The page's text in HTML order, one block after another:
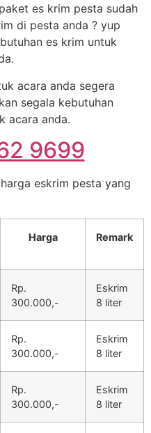
es krim pesta sudah
di pesta anda ? yup
es krim untuk
acara anda segera
segala kebutuhan
acara anda.
9699
eskrim pesta yang
Harga Remark
Rp.
300.000,-
Eskrim
8 liter
Rp.
300.000,-
Eskrim
8 liter
Rp.
300.000,-
Eskrim
8 liter